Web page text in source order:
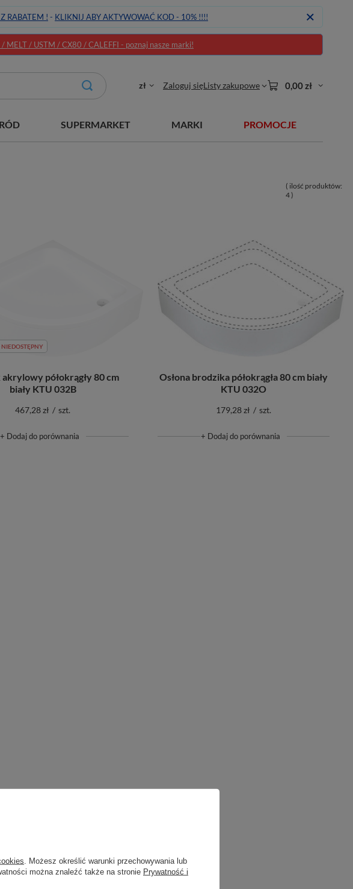
RABATEM ! - KLIKNIJ ABY AKTYWOWAĆ KOD - 10% !!!!
/ MELT / USTM / CX80 / CALEFFI - poznaj nasze marki!
zł Zaloguj sięListy zakupowe 0,00 zł
SUPERMARKET MARKI PROMOCJE
( ilość produktów:
4)
półokrągły 80 cm
biały KTU 032B
467,28 zł / szt.
+ Dodaj do porównania
Osłona brodzika półokrągła 80 cm biały
KTU 032O
179,28 zł / szt.
+ Dodaj do porównania
. Możesz określić warunki przechowywania lub
można znaleźć także na stronie Prywatność i